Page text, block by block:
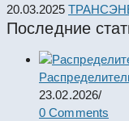
20.03.2025
Последние
23.02.2026/
0 Comments